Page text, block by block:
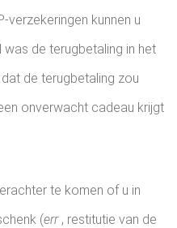
verzekeringen kunnen u
de terugbetaling in het
de terugbetaling zou
onverwacht cadeau krijgt
te komen of u in
(err, restitutie van de